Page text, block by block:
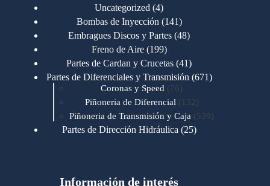
Uncategorized 44
productos
Bombas de Inyección 141141
productos
Embragues Discos y Partes 4848
Freno de Aire 199199
productos
Partes de Cardan y Crucetas 4141
productos
Partes de Diferenciales y Transmisión 671671
Coronas y Speed 7676
productos
Piñoneria de Diferencial 132 132
productos
Piñoneria de Transmisión y Caja 539539
Partes de Dirección Hidráulica 2525
Motores Cummins 723
Información de interés